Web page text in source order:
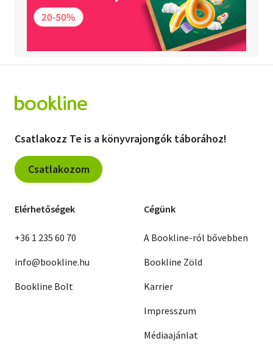
Csatlakozz Te is a könyvrajongók táborához!
Csatlakozom
Elérhetőségek
+36 1 235 60 70
info@bookline.hu
Bookline Bolt
Cégünk
A Bookline-ról bővebben
Bookline Zöld
Karrier
Impresszum
Médiaajánlat